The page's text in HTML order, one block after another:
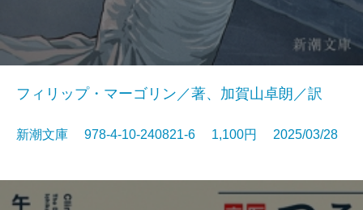
フィリップ・マーゴリン／著、加賀山卓朗／訳
新潮文庫 978-4-10-240821-6 1,100円 2025/03/28